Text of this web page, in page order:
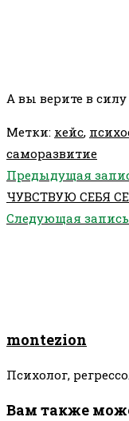
А вы верите в силу
Метки: кейс,
саморазвитие
Еще
статьи
Предыдущая
ЧУВСТВУЮ СЕБЯ
Следующая запись
montezion
Психолог,
Вам также